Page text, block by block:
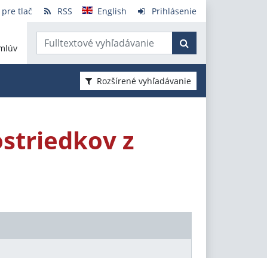
pre tlač RSS English Prihlásenie
Rozšírené vyhľadávanie
z